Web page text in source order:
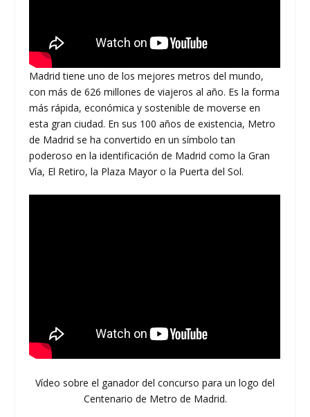
Madrid tiene uno de los mejores metros del mundo,
con más de 626 millones de viajeros al año. Es la forma
más rápida, económica y sostenible de moverse en
esta gran ciudad. En sus 100 años de existencia, Metro
de Madrid se ha convertido en un símbolo tan
poderoso en la identificación de Madrid como la Gran
Vía, El Retiro, la Plaza Mayor o la Puerta del Sol.
Vídeo sobre el ganador del concurso para un logo del
Centenario de Metro de Madrid.